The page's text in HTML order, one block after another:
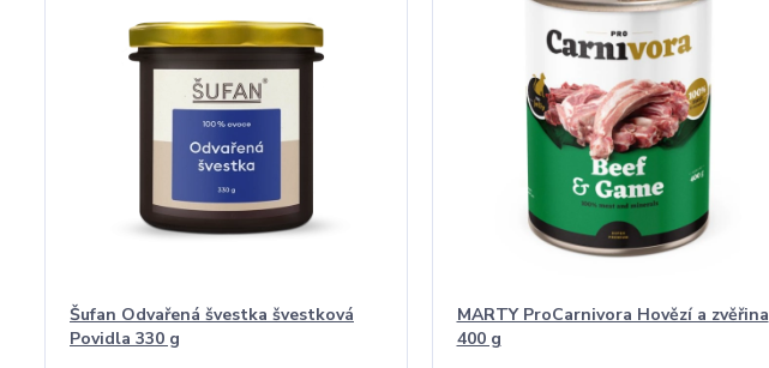
Šufan Odvařená švestka švestková
Povidla 330 g
MARTY ProCarnivora Hovězí a zvěřina
400 g